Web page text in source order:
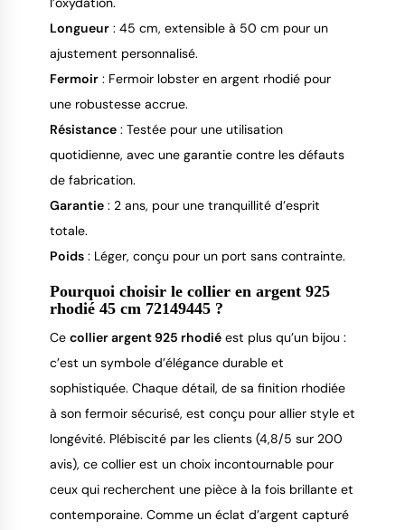
Longueur : 45 cm, extensible à 50 cm pour un
ajustement personnalisé.
Fermoir : Fermoir lobster en argent rhodié pour
une robustesse accrue.
Résistance : Testée pour une utilisation
quotidienne, avec une garantie contre les défauts
de fabrication.
Garantie : 2 ans, pour une tranquillité d’esprit
totale.
Poids : Léger, conçu pour un port sans contrainte.
Pourquoi choisir le collier en argent 925
rhodié 45 cm 72149445 ?
Ce collier argent 925 rhodié est plus qu’un bijou :
c’est un symbole d’élégance durable et
sophistiquée. Chaque détail, de sa finition rhodiée
à son fermoir sécurisé, est conçu pour allier style et
longévité. Plébiscité par les clients (4,8/5 sur 200
avis), ce collier est un choix incontournable pour
ceux qui recherchent une pièce à la fois brillante et
contemporaine. Comme un éclat d’argent capturé